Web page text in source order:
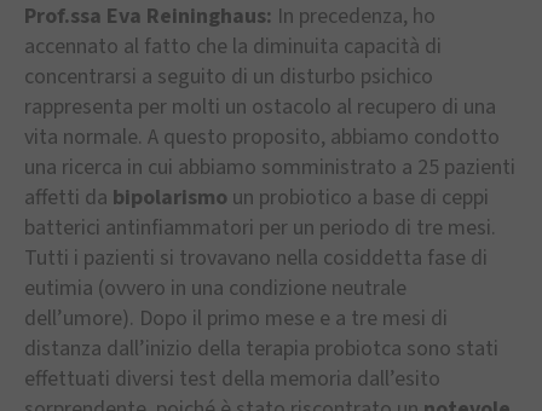
Prof.ssa Eva Reininghaus: In precedenza, ho
accennato al fatto che la diminuita capacità di
concentrarsi a seguito di un disturbo psichico
rappresenta per molti un ostacolo al recupero di una
vita normale. A questo proposito, abbiamo condotto
una ricerca in cui abbiamo somministrato a 25 pazienti
affetti da bipolarismo un probiotico a base di ceppi
batterici antinfiammatori per un periodo di tre mesi.
Tutti i pazienti si trovavano nella cosiddetta fase di
eutimia (ovvero in una condizione neutrale
dell’umore). Dopo il primo mese e a tre mesi di
distanza dall’inizio della terapia probiotca sono stati
effettuati diversi test della memoria dall’esito